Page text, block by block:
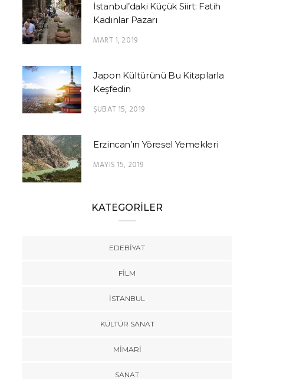
İstanbul’daki Küçük Siirt: Fatih
Kadınlar Pazarı
MART 1, 2019
Japon Kültürünü Bu Kitaplarla
Keşfedin
ŞUBAT 15, 2019
Erzincan’ın Yöresel Yemekleri
MAYIS 15, 2019
KATEGORİLER
EDEBIYAT
FILM
İSTANBUL
KÜLTÜR SANAT
MIMARI
SANAT